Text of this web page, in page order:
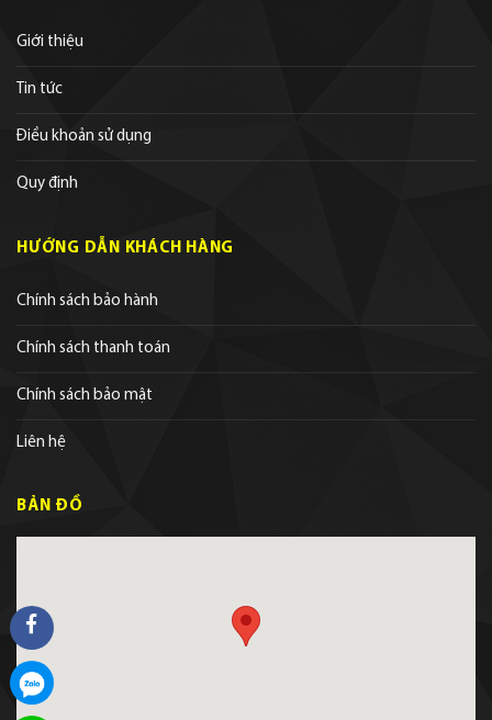
Giới thiệu
Tin tức
Điều khoản sử dụng
Quy định
HƯỚNG DẪN KHÁCH HÀNG
Chính sách bảo hành
Chính sách thanh toán
Chính sách bảo mật
Liên hệ
BẢN ĐỒ